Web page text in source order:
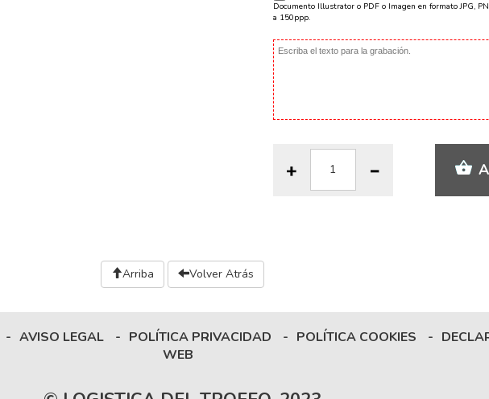
Documento Illustrator o PDF o Imagen en formato JPG,
a 150ppp.
Arriba Volver Atrás
- AVISO LEGAL - POLÍTICA PRIVACIDAD - POLÍTICA COOKIES -
WEB